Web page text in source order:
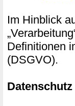
Im Hinblick
Definitionen
(DSGVO).
Datenschutz